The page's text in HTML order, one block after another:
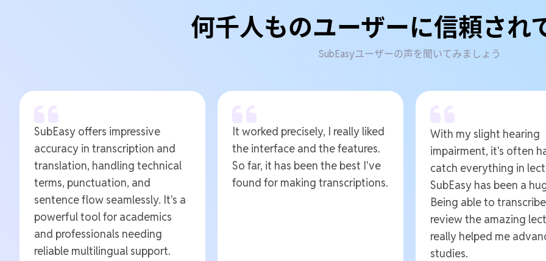
何千人ものユーザーに信頼され
SubEasyユーザーの声を聞いてみましょう
SubEasy offers impressive
accuracy in transcription and
translation, handling technical
terms, punctuation, and
sentence flow seamlessly. It's a
powerful tool for academics
and professionals needing
reliable multilingual support.
It worked precisely, I really liked
the interface and the features.
So far, it has been the best I've
found for making transcriptions.
With my slight hearing
impairment, it's often
catch everything in
SubEasy has been a
Being able to
review the amazing
really helped me
studies.